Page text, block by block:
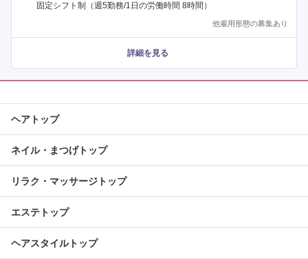
固定シフト制（週5勤務/1日の労働時間 8時間）
他雇用形態の募集あり
詳細を見る
ヘアトップ
ネイル・まつげトップ
リラク・マッサージトップ
エステトップ
ヘアスタイルトップ